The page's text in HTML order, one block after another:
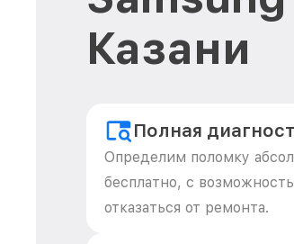
Казани
Полная
Определим поломку
бесплатно, с
отказаться от ремонта.